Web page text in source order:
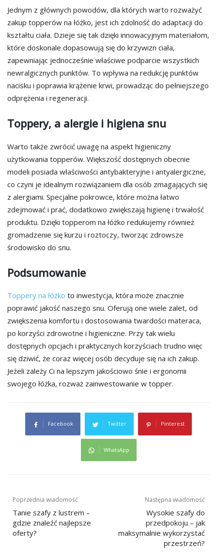
Jednym z głównych powodów, dla których warto rozważyć
zakup topperów na łóżko, jest ich zdolność do adaptacji do
kształtu ciała. Dzieje się tak dzięki innowacyjnym materiałom,
które doskonale dopasowują się do krzywizn ciała,
zapewniając jednocześnie właściwe podparcie wszystkich
newralgicznych punktów. To wpływa na redukcję punktów
nacisku i poprawia krążenie krwi, prowadząc do pełniejszego
odprężenia i regeneracji.
Toppery, a alergie i higiena snu
Warto także zwrócić uwagę na aspekt higieniczny
użytkowania topperów. Większość dostępnych obecnie
modeli posiada właściwości antybakteryjne i antyalergiczne,
co czyni je idealnym rozwiązaniem dla osób zmagających się
z alergiami. Specjalne pokrowce, które można łatwo
zdejmować i prać, dodatkowo zwiększają higienę i trwałość
produktu. Dzięki topperom na łóżko redukujemy również
gromadzenie się kurzu i roztoczy, tworząc zdrowsze
środowisko do snu.
Podsumowanie
Toppery na łóżko to inwestycja, która może znacznie
poprawić jakość naszego snu. Oferują one wiele zalet, od
zwiększenia komfortu i dostosowania twardości materaca,
po korzyści zdrowotne i higieniczne. Przy tak wielu
dostępnych opcjach i praktycznych korzyściach trudno więc
się dziwić, że coraz więcej osób decyduje się na ich zakup.
Jeżeli zależy Ci na lepszym jakościowo śnie i ergonomii
swojego łóżka, rozważ zainwestowanie w topper.
Facebook Twitter Pinterest
WhatsApp
Nawigacja
wpisu
Poprzednia wiadomość
Tanie szafy z lustrem –
gdzie znaleźć najlepsze
oferty?
Następna wiadomość
Wysokie szafy do
przedpokoju – jak
maksymalnie wykorzystać
przestrzeń?